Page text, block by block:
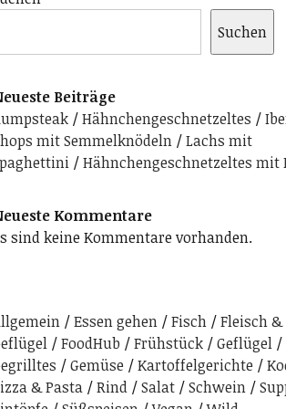
Suchen
Beiträge
Hähnchengeschnetzeltes
mit Semmelknödeln
Lachs mit
Hähnchengeschnetzeltes mit
Kommentare
sind keine Kommentare vorhanden.
Essen gehen Fisch
Fleisch &
FoodHub Frühstück
Geflügel
Gemüse Kartoffelgerichte
& Pasta
Rind Salat Schwein